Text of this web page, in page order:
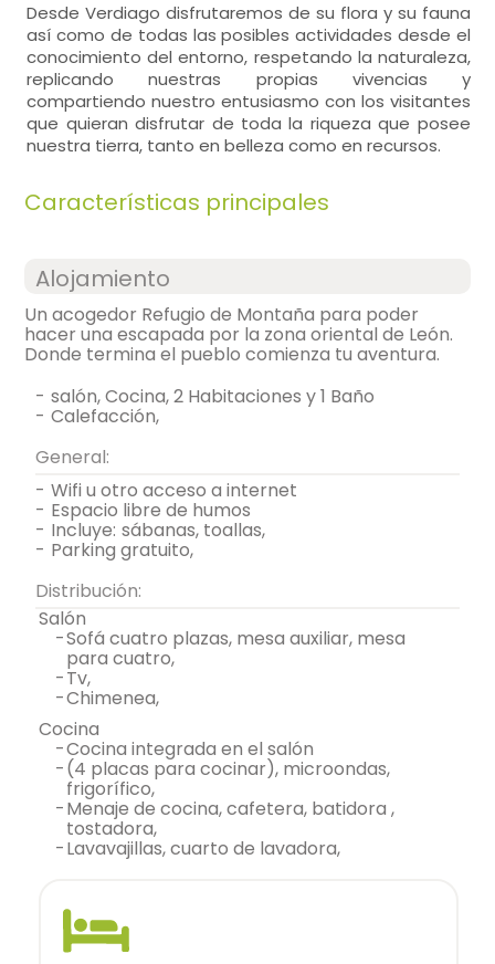
Desde Verdiago disfrutaremos de su flora y su fauna
así como de todas las posibles actividades desde el
conocimiento del entorno, respetando la naturaleza,
replicando nuestras propias vivencias y
compartiendo nuestro entusiasmo con los visitantes
que quieran disfrutar de toda la riqueza que posee
nuestra tierra, tanto en belleza como en recursos.
Características principales
Alojamiento
Un acogedor Refugio de Montaña para poder
hacer una escapada por la zona oriental de León.
Donde termina el pueblo comienza tu aventura.
- salón, Cocina, 2 Habitaciones y 1 Baño
-
calefacción,
General:
-
wifi u otro acceso a internet
- espacio libre de humos
- incluye: sábanas, toallas,
-
parking gratuito,
Distribución:
salón
-sofá cuatro plazas, mesa auxiliar, mesa
para cuatro,
- tv,
-
chimenea,
cocina
- cocina integrada en el salón
-(4 placas para cocinar), microondas,
frigorífico,
-menaje de cocina, cafetera, batidora ,
tostadora,
- lavavajillas, cuarto de lavadora,